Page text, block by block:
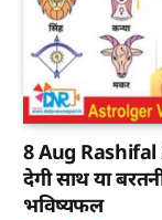
8 Aug Rashifal
देगी साथ या
भविष्यफल